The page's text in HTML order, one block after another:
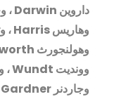
داروين
،
وهاريس
،
وهولنجورث
وونديت
،
وجاردنر